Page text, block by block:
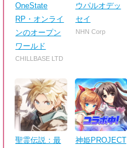
OneState
RP・オンライ
ンのオープン
ワールド
CHILLBASE LTD
ウパルオデッ
セイ
NHN Corp
聖霊伝説：最
神姫PROJECT